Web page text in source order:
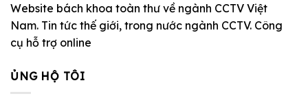
Website bách khoa toàn thư về ngành CCTV Việt
Nam. Tin tức thế giới, trong nước ngành CCTV. Công
cụ hỗ trợ online
ỦNG HỘ TÔI